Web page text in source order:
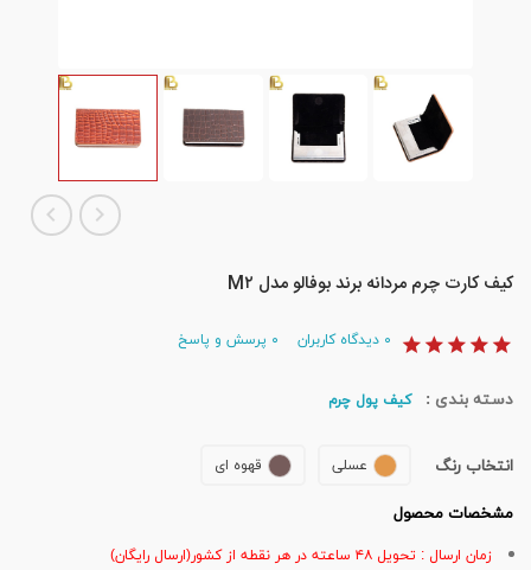
کیف کارت چرم مردانه برند بوفالو مدل M۲
دیدگاه کاربران پرسش و پاسخ
دسته بندی : کیف پول چرم
انتخاب رنگ عسلی قهوه ای
مشخصات محصول
زمان ارسال : تحویل ۴۸ ساعته در هر نقطه از کشور(ارسال رایگان)